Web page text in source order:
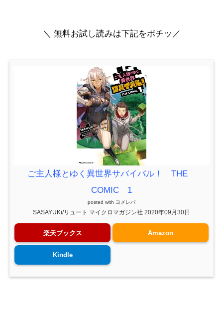
＼ 無料お試し読みは下記をポチッ／
ご主人様とゆく異世界サバイバル！ THE
COMIC 1
posted with ヨメレバ
SASAYUKi/リュート マイクロマガジン社 2020年09月30日
楽天ブックス Amazon
Kindle